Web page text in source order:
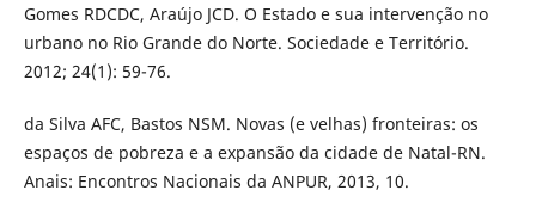
Gomes RDCDC, Araújo JCD. O Estado e sua intervenção no
urbano no Rio Grande do Norte. Sociedade e Território.
2012; 24(1): 59-76.
da Silva AFC, Bastos NSM. Novas (e velhas) fronteiras: os
espaços de pobreza e a expansão da cidade de Natal-RN.
Anais: Encontros Nacionais da ANPUR, 2013, 10.